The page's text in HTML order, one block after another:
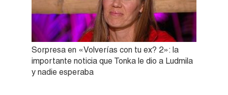
Sorpresa en «Volverías con tu ex? 2»: la
importante noticia que Tonka le dio a Ludmila
y nadie esperaba